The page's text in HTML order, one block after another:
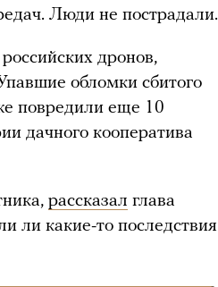
Люди не пострадали.
дронов,
обломки сбитого
повредили еще 10
дачного кооператива
рассказал глава
ли какие-то последствия